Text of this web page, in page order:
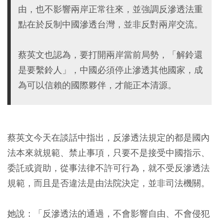
由，也不影響兩岸正常往來，並強調反滲透法重
點在於反制中國滲透台灣，並非反對兩岸交流。
蔡英文也認為，要打開兩岸當前局勢，「解鈴還
是要繫鈴人」，中國必須停止滲透其他國家，成
為可以信賴的國際夥伴，才能正本清源。
蔡英文今天在談話中指出，反滲透法規定的都是國內
法本來就規範、禁止事項，只要不是接受中國指示、
委託或資助，從事法律不許可行為，就不受反滲透法
規範，而且是否違法是由法院決定，並非司法機關。
她說：「反滲透法的通過，不會影響自由、不會侵犯